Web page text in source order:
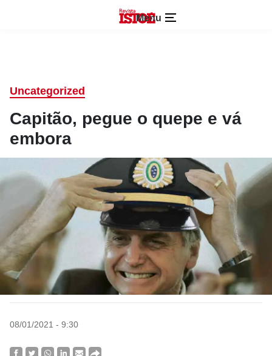
Menu
Uncategorized
Capitão, pegue o quepe e vá
embora
08/01/2021 - 9:30